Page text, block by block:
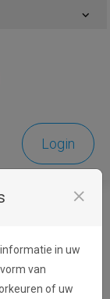
Login
close
in uw
van
of uw